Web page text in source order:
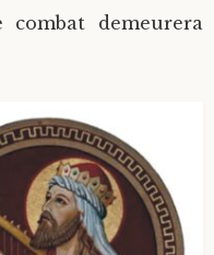
demeurera